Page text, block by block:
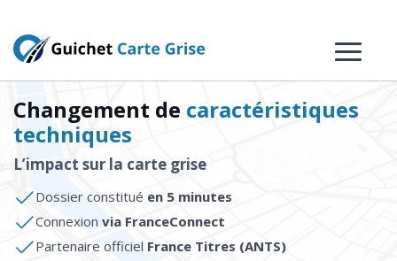
Changement de caractéristiques
techniques
L’impact sur la carte grise
Dossier constitué en 5 minutes
Connexion via FranceConnect
Partenaire officiel France Titres (ANTS)